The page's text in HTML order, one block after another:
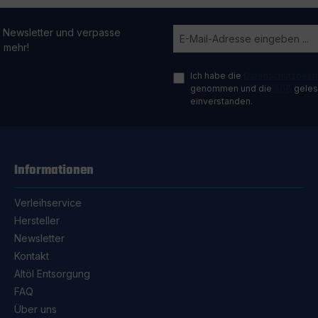
und verpasse
Ich habe die
genommen und die
einverstanden.
Informationen
Verleihservice
Hersteller
Newsletter
Kontakt
Altöl Entsorgung
FAQ
Über uns